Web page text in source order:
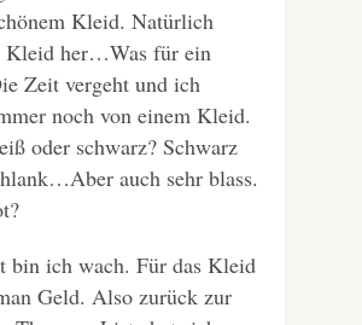
Kleid. Natürlich
Kleid her…Was für ein
Zeit vergeht und ich
noch von einem Kleid.
oder schwarz? Schwarz
auch sehr blass.
bin ich wach. Für das Kleid
Geld. Also zurück zur